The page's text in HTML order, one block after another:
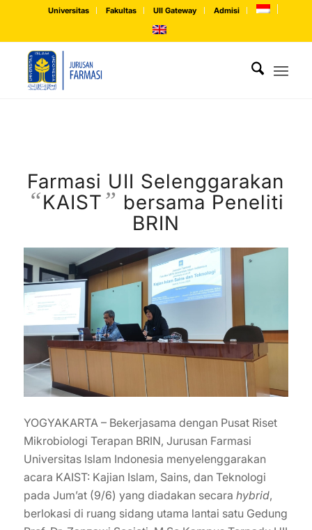
Universitas Fakultas UII Gateway Admisi
Farmasi UII Selenggarakan
“KAIST ” bersama Peneliti
BRIN
YOGYAKARTA – Bekerjasama dengan Pusat Riset
Mikrobiologi Terapan BRIN, Jurusan Farmasi
Universitas Islam Indonesia menyelenggarakan
acara KAIST: Kajian Islam, Sains, dan Teknologi
pada Jum’at (9/6) yang diadakan secara hybrid,
berlokasi di ruang sidang utama lantai satu Gedung